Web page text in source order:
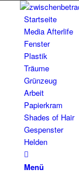
Startseite
Media Afterlife
Fenster
Plastik
Träume
Grünzeug
Arbeit
Papierkram
Shades of Hair
Gespenster
Helden
Menü